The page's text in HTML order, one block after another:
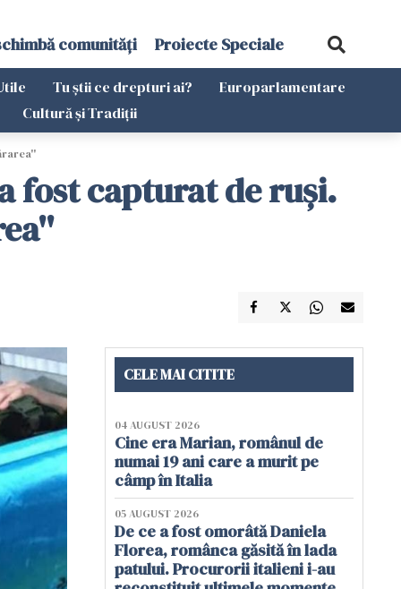
comunități Proiecte Speciale
Tu știi ce drepturi ai?
Europarlamentare
Cultură și Tradiții
fost capturat de ruși.
CELE MAI CITITE
04 AUGUST 2026
Cine era Marian, românul de
numai 19 ani care a murit pe
câmp în Italia
05 AUGUST 2026
De ce a fost omorâtă Daniela
Florea, românca găsită în lada
patului. Procurorii italieni i-au